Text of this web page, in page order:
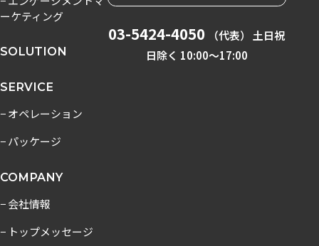
ーケティング
SOLUTION
SERVICE
− オペレーション
− パッケージ
COMPANY
− 会社情報
− トップメッセージ
03-5424-4050
（代表） 土日祝
日除く 10:00〜17:00